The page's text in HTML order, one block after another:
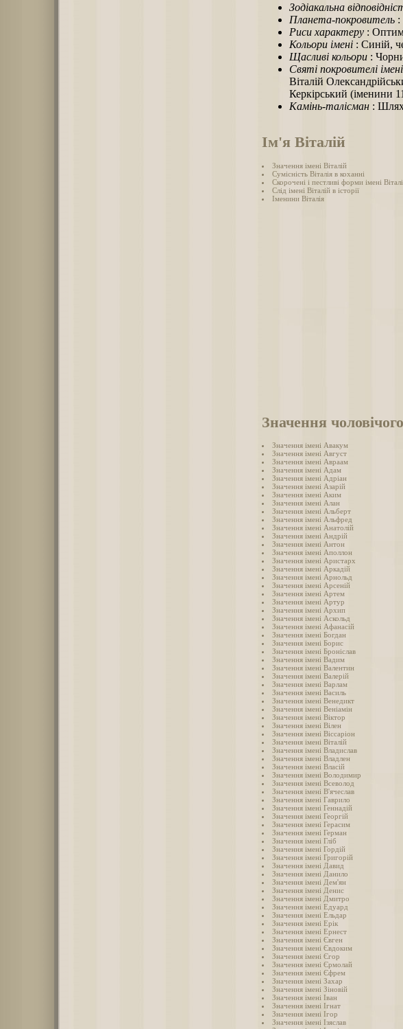
Зодіакальна
Планета-покровитель :
Риси характеру :
Кольори імені : Синій,
Щасливі кольори :
Святі покровителі імені
Віталій
Керкірський (іменини
Камінь-талісман :
Ім'я Віталій
Значення імені Віталій
Сумісність Віталія в коханні
Скорочені і пестливі форми імені
Слід імені Віталій в історії
Іменини Віталія
Значення
Значення імені Авакум
Значення імені Август
Значення імені Авраам
Значення імені Адам
Значення імені Адріан
Значення імені Азарій
Значення імені Аким
Значення імені Алан
Значення імені Альберт
Значення імені Альфред
Значення імені Анатолій
Значення імені Андрій
Значення імені Антон
Значення імені Аполлон
Значення імені Аристарх
Значення імені Аркадій
Значення імені Арнольд
Значення імені Арсеній
Значення імені Артем
Значення імені Артур
Значення імені Архип
Значення імені Аскольд
Значення імені Афанасій
Значення імені Богдан
Значення імені Борис
Значення імені Броніслав
Значення імені Вадим
Значення імені Валентин
Значення імені Валерій
Значення імені Варлам
Значення імені Василь
Значення імені Венедикт
Значення імені Веніамін
Значення імені Віктор
Значення імені Вілен
Значення імені Віссаріон
Значення імені Віталій
Значення імені Владислав
Значення імені Владлен
Значення імені Власій
Значення імені Володимир
Значення імені Всеволод
Значення імені В'ячеслав
Значення імені Гаврило
Значення імені Геннадій
Значення імені Георгій
Значення імені Герасим
Значення імені Герман
Значення імені Гліб
Значення імені Гордій
Значення імені Григорій
Значення імені Давид
Значення імені Данило
Значення імені Дем'ян
Значення імені Денис
Значення імені Дмитро
Значення імені Едуард
Значення імені Ельдар
Значення імені Ерік
Значення імені Ернест
Значення імені Євген
Значення імені Євдоким
Значення імені Єгор
Значення імені Єрмолай
Значення імені Єфрем
Значення імені Захар
Значення імені Зіновій
Значення імені Іван
Значення імені Ігнат
Значення імені Ігор
Значення імені Ізяслав